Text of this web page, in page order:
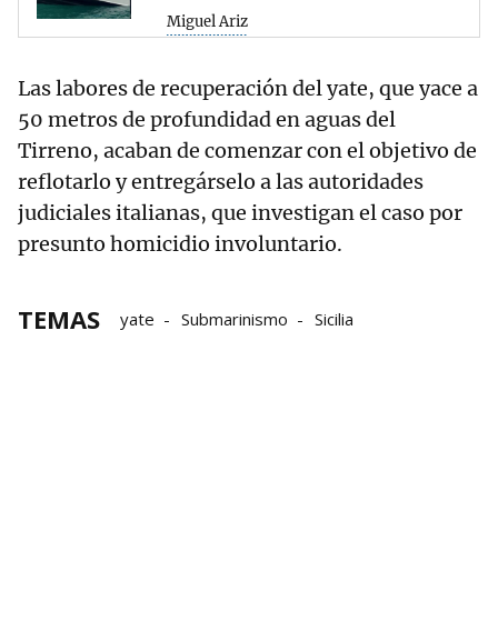
Miguel Ariz
Las labores de recuperación del yate, que yace a
50 metros de profundidad en aguas del
Tirreno, acaban de comenzar con el objetivo de
reflotarlo y entregárselo a las autoridades
judiciales italianas, que investigan el caso por
presunto homicidio involuntario.
TEMAS yate Submarinismo Sicilia